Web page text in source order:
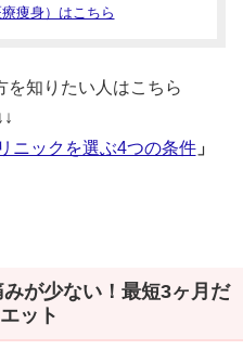
痩身）はこちら
を知りたい人はこちら
ニックを選ぶ4つの条件」
みが少ない！最短3ヶ月だ
ット